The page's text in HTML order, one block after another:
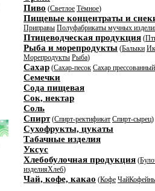
Пиво (Светлое Тёмное)
Пищевые концентраты и
Приправы Полуфабрикаты мучных
Птицеводческая продукция (
Рыба и морепродукты (Балыки
Морепродукты Рыба)
Сахар (Сахар-песок Сахар прессованный
Семечки
Сода пищевая
Сок, нектар
Соль
Спирт(Спирт-ректификат Спирт-сырец)
Сухофрукты, цукаты
Табачные изделия
Уксус
Хлебобулочная продукция (
изделияХлеб)
Чай, кофе, какао (Кофе Чай